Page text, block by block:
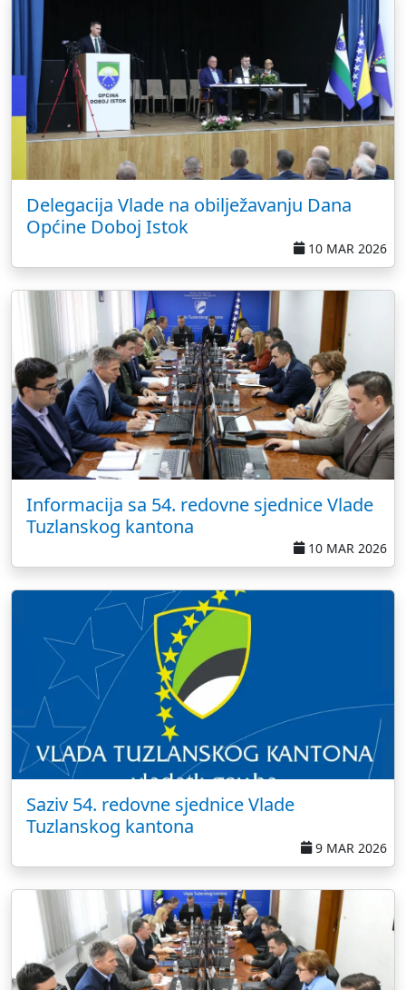
Delegacija Vlade na obilježavanju Dana
Općine Doboj Istok
10 MAR 2026
Informacija sa 54. redovne sjednice Vlade
Tuzlanskog kantona
10 MAR 2026
Saziv 54. redovne sjednice Vlade
Tuzlanskog kantona
9 MAR 2026